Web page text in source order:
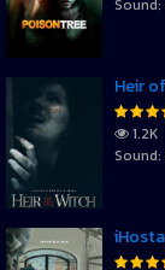
Heir
1.2K